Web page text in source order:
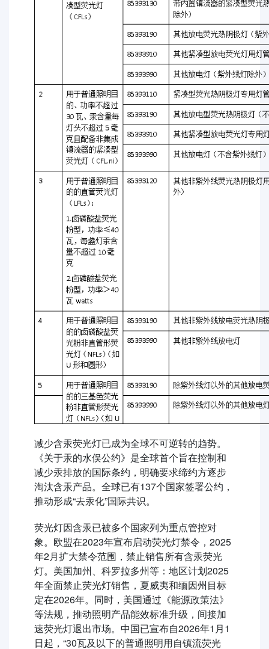
减少含汞荧光灯已成为全球不可逆转的趋势。
《关于汞的水俣公约》是全球首个旨在控制和
减少汞排放的国际条约，明确要求缔约方逐步
淘汰含汞产品。全球已有137个国家签署公约，
推动形成“去汞化”国际共识。
荧光灯因含汞已被多个国家列为重点管控对
象。欧盟在2023年宣布启动荧光灯禁令，2025
年2月扩大禁令范围，禁止销售所有含汞荧光
灯。美国加州、科罗拉多州等：地区计划2025
年全面禁止荧光灯销售，夏威夷和缅因州目标
定在2026年。同时，美国通过《能源政策法》
等法规，推动照明产品能效标准升级，间接加
速荧光灯退出市场。中国已宣布自2026年1月1
日起，“30瓦及以下的普通照明用自镇流荧光